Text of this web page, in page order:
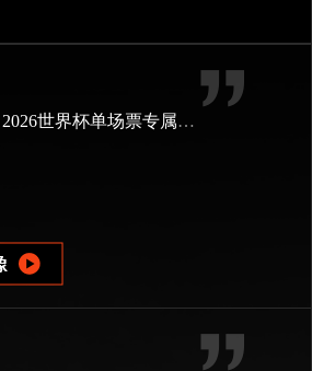
跨城观赛行李无忧：2026世界杯单场票专属行李“门到门”跨城速达方案